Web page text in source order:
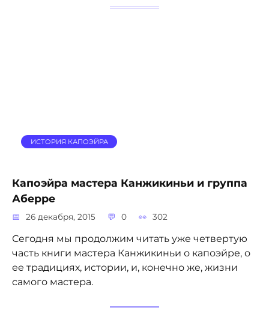
ИСТОРИЯ КАПОЭЙРА
Капоэйра мастера Канжикиньи и группа
Аберре
26 декабря, 2015 0 302
Сегодня мы продолжим читать уже четвертую
часть книги мастера Канжикиньи о капоэйре, о
ее традициях, истории, и, конечно же, жизни
самого мастера.